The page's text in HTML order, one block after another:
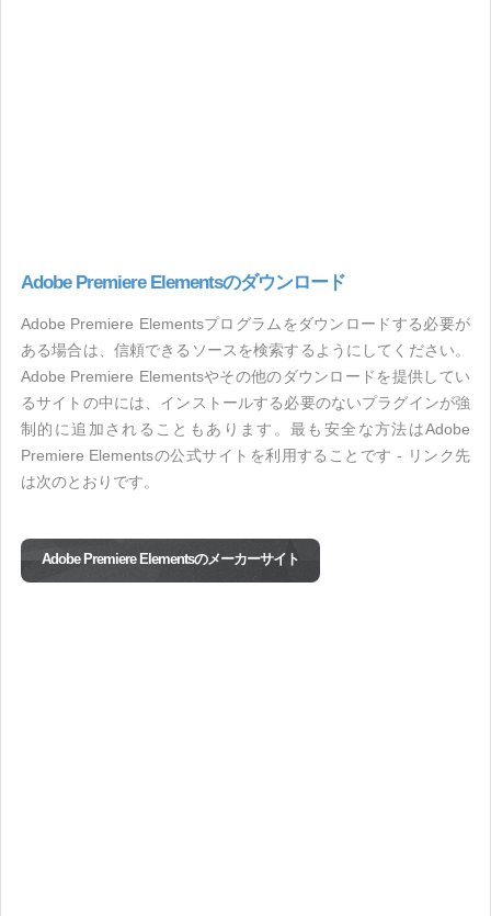
Adobe Premiere Elementsのダウンロード
Adobe Premiere Elementsプログラムをダウンロードする必要が
ある場合は、信頼できるソースを検索するようにしてください。
Adobe Premiere Elementsやその他のダウンロードを提供してい
るサイトの中には、インストールする必要のないプラグインが強
制的に追加されることもあります。最も安全な方法はAdobe
Premiere Elementsの公式サイトを利用することです - リンク先
は次のとおりです。
Adobe Premiere Elementsのメーカーサイト